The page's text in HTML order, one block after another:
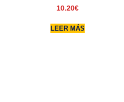
10.20€
LEER MÁS